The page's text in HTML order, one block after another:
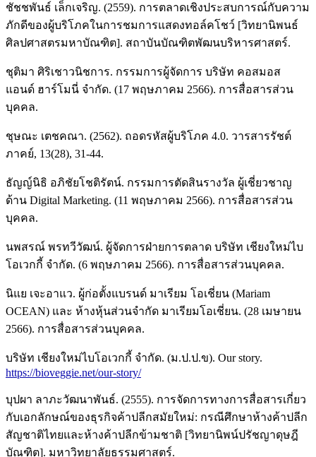
ชัชชพันธ์ เล็กเจริญ. (2559). การตลาดเชิงประสบการณ์กับความ
ภักดีของผู้บริโภคในการชมการแสดงทอล์คโชว์ [วิทยานิพนธ์
ศิลปศาสตรมหาบัณฑิต]. สถาบันบัณฑิตพัฒนบริหารศาสตร์.
ชุติมา ศิริเชาวนิชการ. กรรมการผู้จัดการ บริษัท คอสมอส
แอนด์ ฮาร์โมนี่ จำกัด. (17 พฤษภาคม 2566). การสื่อสารส่วน
บุคคล.
ชุษณะ เตชคณา. (2562). ถอดรหัสผู้บริโภค 4.0. วารสารรัชต์
ภาคย์, 13(28), 31-44.
ธัญญ์นิธิ อภิชัยโชติรัตน์. กรรมการตัดสินรางวัล ผู้เชี่ยวชาญ
ด้าน Digital Marketing. (11 พฤษภาคม 2566). การสื่อสารส่วน
บุคคล.
นพสรณ์ พรทวีวัฒน์. ผู้จัดการฝ่ายการตลาด บริษัท เชียงใหม่ไบ
โอเวกกี้ จำกัด. (6 พฤษภาคม 2566). การสื่อสารส่วนบุคคล.
นิแย เจะอาแว. ผู้ก่อตั้งแบรนด์ มาเรียม โอเชี่ยน (Mariam
OCEAN) และ ห้างหุ้นส่วนจำกัด มาเรียมโอเชี่ยน. (28 เมษายน
2566). การสื่อสารส่วนบุคคล.
บริษัท เชียงใหม่ไบโอเวกกี้ จำกัด. (ม.ป.ป.ข). Our story.
https://bioveggie.net/our-story/
บุปผา ลาภะวัฒนาพันธ์. (2555). การจัดการทางการสื่อสารเกี่ยว
กับเอกลักษณ์ของธุรกิจค้าปลีกสมัยใหม่: กรณีศึกษาห้างค้าปลีก
สัญชาติไทยและห้างค้าปลีกข้ามชาติ [วิทยานิพน์ปรัชญาดุษฎี
บัณฑิต]. มหาวิทยาลัยธรรมศาสตร์.